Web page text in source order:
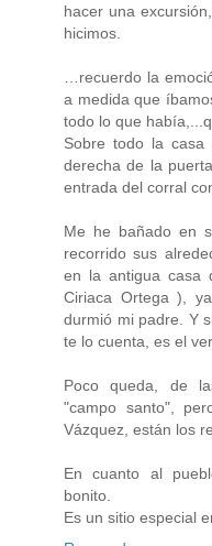
hacer una
hicimos.
…recuerdo la
a medida que
todo lo que
Sobre todo la
derecha de la
entrada del corral
Me he bañado en
recorrido sus
en la antigua casa
Ciriaca Ortega ),
durmió mi padre. Y
te lo cuenta, es el
Poco queda, de
"campo santo",
Vázquez, están los
En cuanto al
bonito.
Es un sitio especial